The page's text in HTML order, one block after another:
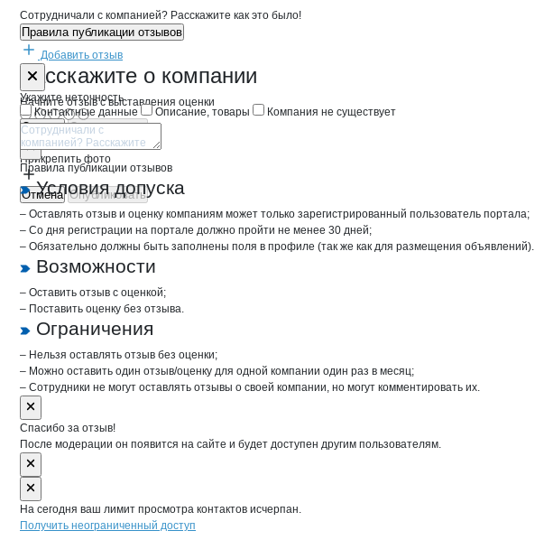
Сотрудничали с компанией? Расскажите как это было!
Правила публикации отзывов
Добавить отзыв
Расскажите о компании
Начните отзыв с выставления оценки
Прикрепить фото
Отмена Опубликовать
Форма обратной связи о неточностях на странице
Укажите неточность
Контактные данные
Описание, товары Компания не существует
Отмена Опубликовать
Правила публикации отзывов
Условия допуска
– Оставлять отзыв и оценку компаниям может только зарегистрированный пользователь портала;
– Со дня регистрации на портале должно пройти не менее 30 дней;
– Обязательно должны быть заполнены поля в профиле (так же как для размещения объявлений).
Возможности
– Оставить отзыв с оценкой;
– Поставить оценку без отзыва.
Ограничения
– Нельзя оставлять отзыв без оценки;
– Можно оставить один отзыв/оценку для одной компании один раз в месяц;
– Сотрудники не могут оставлять отзывы о своей компании, но могут комментировать их.
Спасибо за отзыв!
После модерации он появится на сайте и будет доступен другим пользователям.
На сегодня ваш лимит просмотра контактов исчерпан.
Получить неограниченный доступ